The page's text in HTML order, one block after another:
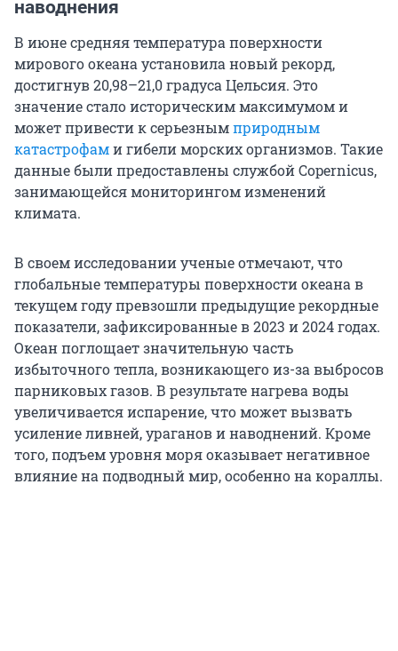
наводнения
В июне средняя температура поверхности
мирового океана установила новый рекорд,
достигнув 20,98–21,0 градуса Цельсия. Это
значение стало историческим максимумом и
может привести к серьезнымприродным
катастрофами гибели морских организмов. Такие
данные были предоставлены службой Copernicus,
занимающейся мониторингом изменений
климата.
В своем исследовании ученые отмечают, что
глобальные температуры поверхности океана в
текущем году превзошли предыдущие рекордные
показатели, зафиксированные в 2023 и 2024 годах.
Океан поглощает значительную часть
избыточного тепла, возникающего из-за выбросов
парниковых газов. В результате нагрева воды
увеличивается испарение, что может вызвать
усиление ливней, ураганов и наводнений. Кроме
того, подъем уровня моря оказывает негативное
влияние на подводный мир, особенно на кораллы.